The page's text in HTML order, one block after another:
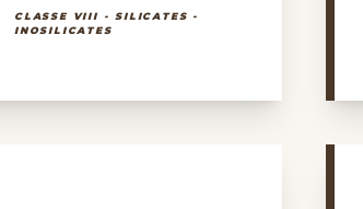
CLASSE VIII - SILICATES -
INOSILICATES